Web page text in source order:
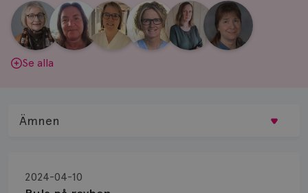
Aina
Johnsson
|
Anne
Andersson
Fredrika
Killander
|
Jeanette
Bäcklund
|
Maria
Edegran
|
Yvette
Andersson
Se alla
2024-04-10
Ämnen
Biopsi